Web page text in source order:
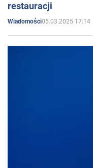
restauracji
Wiadomości05.03.2025 17:14